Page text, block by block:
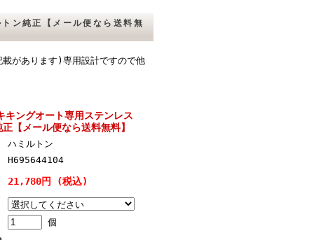
純正【メール便なら送料無
があります)専用設計ですので他
ングオート専用ステンレス
【メール便なら送料無料】
ハミルトン
H695644104
21,780円 (税込)
個